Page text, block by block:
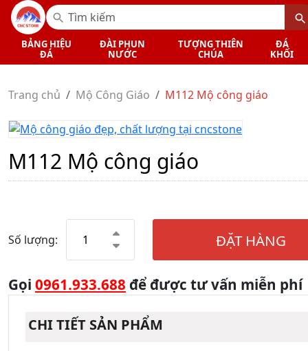
BẢNG HIỆU
ĐÁ
ĐÀI PHUN
NƯỚC
TƯỢNG THIÊN
CHÚA
ĐÁ
KHỐI
Trang chủ Mộ Công Giáo M112 Mộ công giáo
M112 Mộ công giáo
Số lượng: ĐẶT HÀNG
Gọi 0961.933.688 để được tư vấn miễn phí
CHI TIẾT SẢN PHẨM